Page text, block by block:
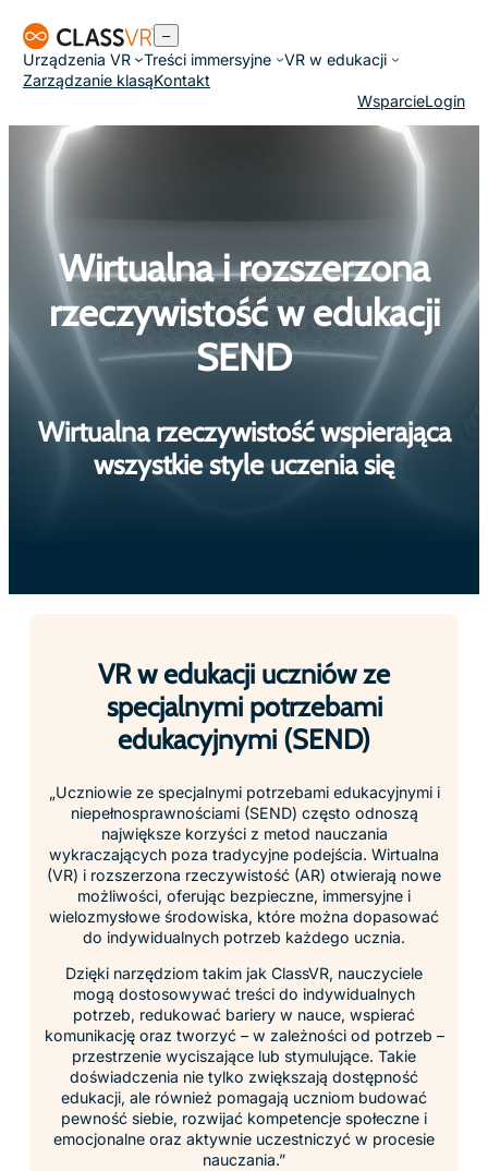
do
treści
–
Urządzenia VR Treści immersyjne
VR w edukacji
Zarządzanie klasąKontakt
WsparcieLogin
Wirtualna i rozszerzona
rzeczywistość w edukacji
SEND
Wirtualna rzeczywistość wspierająca
wszystkie style uczenia się
VR w edukacji uczniów ze
specjalnymi potrzebami
edukacyjnymi (SEND)
„Uczniowie ze specjalnymi potrzebami edukacyjnymi i
niepełnosprawnościami (SEND) często odnoszą
największe korzyści z metod nauczania
wykraczających poza tradycyjne podejścia. Wirtualna
(VR) i rozszerzona rzeczywistość (AR) otwierają nowe
możliwości, oferując bezpieczne, immersyjne i
wielozmysłowe środowiska, które można dopasować
do indywidualnych potrzeb każdego ucznia.
Dzięki narzędziom takim jak ClassVR, nauczyciele
mogą dostosowywać treści do indywidualnych
potrzeb, redukować bariery w nauce, wspierać
komunikację oraz tworzyć – w zależności od potrzeb –
przestrzenie wyciszające lub stymulujące. Takie
doświadczenia nie tylko zwiększają dostępność
edukacji, ale również pomagają uczniom budować
pewność siebie, rozwijać kompetencje społeczne i
emocjonalne oraz aktywnie uczestniczyć w procesie
nauczania.”